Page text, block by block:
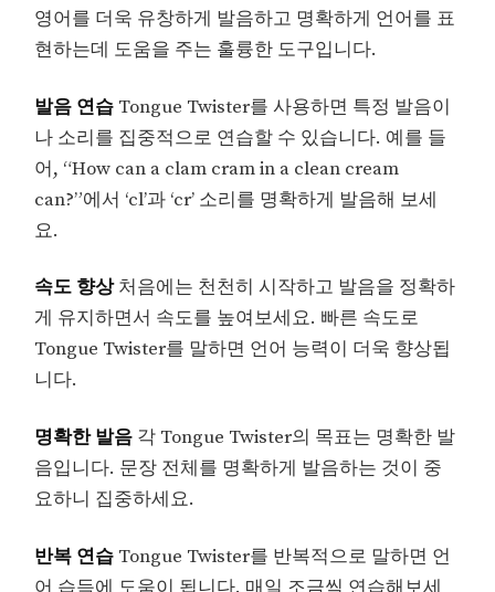
영어를 더욱 유창하게 발음하고 명확하게 언어를 표
현하는데 도움을 주는 훌륭한 도구입니다.
발음 연습 Tongue Twister를 사용하면 특정 발음이
나 소리를 집중적으로 연습할 수 있습니다. 예를 들
어, “How can a clam cram in a clean cream
can?”에서 ‘cl’과 ‘cr’ 소리를 명확하게 발음해 보세
요.
속도 향상처음에는 천천히 시작하고 발음을 정확하
게 유지하면서 속도를 높여보세요. 빠른 속도로
Tongue Twister를 말하면 언어 능력이 더욱 향상됩
니다.
명확한 발음 각 Tongue Twister의 목표는 명확한 발
음입니다. 문장 전체를 명확하게 발음하는 것이 중
요하니 집중하세요.
반복 연습 Tongue Twister를 반복적으로 말하면 언